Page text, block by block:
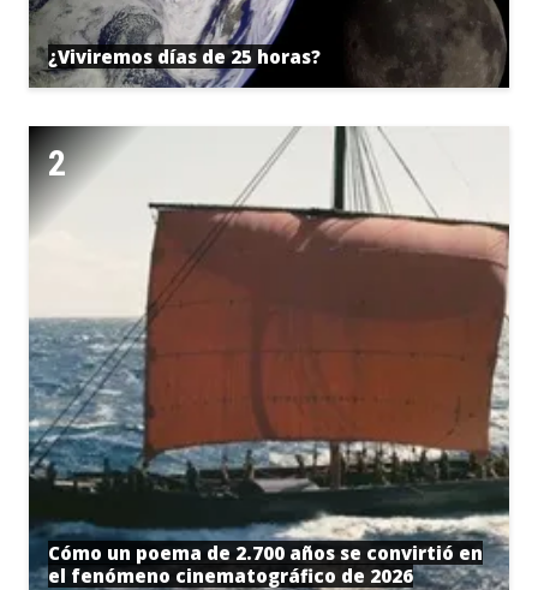
¿Viviremos días de 25 horas?
Cómo un poema de 2.700 años se convirtió en
el fenómeno cinematográfico de 2026